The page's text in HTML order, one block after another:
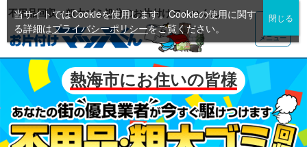
不用品回収・粗大ゴミ処分のお片付けマッハくん
メニュー
熱海市にお住いの皆様
当サイトではCookieを使用します。Cookieの使用に関す
る詳細はプライバシーポリシーをご覧ください。